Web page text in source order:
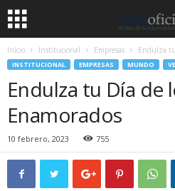
Inicio Institucional Empresas Endulza
INSTITUCIONAL EMPRESAS MUNDO
Endulza tu Día de
Enamorados
10 febrero, 2023 755